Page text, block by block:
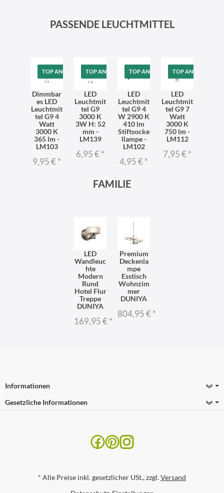
PASSENDE LEUCHTMITTEL
TOP ANGEBOT
Dimmbar
es LED
Leuchtmit
tel G9 4
Watt
3000 K
365 lm -
LM103
9,95 €*
TOP ANGEBOT
LED
Leuchtmit
tel G9
3000 K
3W H: 52
mm -
LM139
6,95 €*
TOP ANGEBOT
LED
Leuchtmit
tel G9 4
W 2900 K
410 lm
Stiftsocke
llampe -
LM102
4,95 €*
TOP ANGEBOT
LED
Leuchtmit
tel G9 7
Watt
3000 K
750 lm -
LM112
7,95 €*
FAMILIE
LED
Wandleuc
hte
Modern
Rund
Hotel Flur
Treppe
DUNIYA
169,95 €*
Premium
Deckenla
mpe
Esstisch
Wohnzim
mer
DUNIYA
804,95 €*
Informationen
Gesetzliche Informationen
* Alle Preise inkl. gesetzlicher USt., zzgl.Versand